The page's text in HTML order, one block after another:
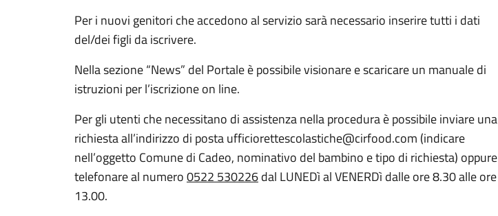
Per i nuovi genitori che accedono al servizio sarà necessario inserire tutti i dati
del/dei figli da iscrivere.
Nella sezione “News” del Portale è possibile visionare e scaricare un manuale di
istruzioni per l’iscrizione on line.
Per gli utenti che necessitano di assistenza nella procedura è possibile inviare una
richiesta all’indirizzo di posta ufficiorettescolastiche@cirfood.com (indicare
nell’oggetto Comune di Cadeo, nominativo del bambino e tipo di richiesta) oppure
telefonare al numero0522 530226dal LUNEDì al VENERDì dalle ore 8.30 alle ore
13.00.